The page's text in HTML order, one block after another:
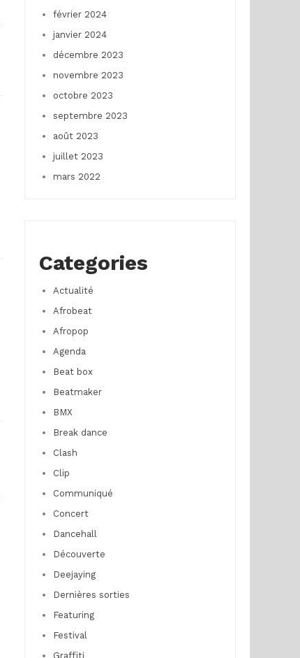
février 2024
janvier 2024
décembre 2023
novembre 2023
octobre 2023
septembre 2023
août 2023
juillet 2023
mars 2022
Categories
Actualité
Afrobeat
Afropop
Agenda
Beat box
Beatmaker
BMX
Break dance
Clash
Clip
Communiqué
Concert
Dancehall
Découverte
Deejaying
Dernières sorties
Featuring
Festival
Graffiti